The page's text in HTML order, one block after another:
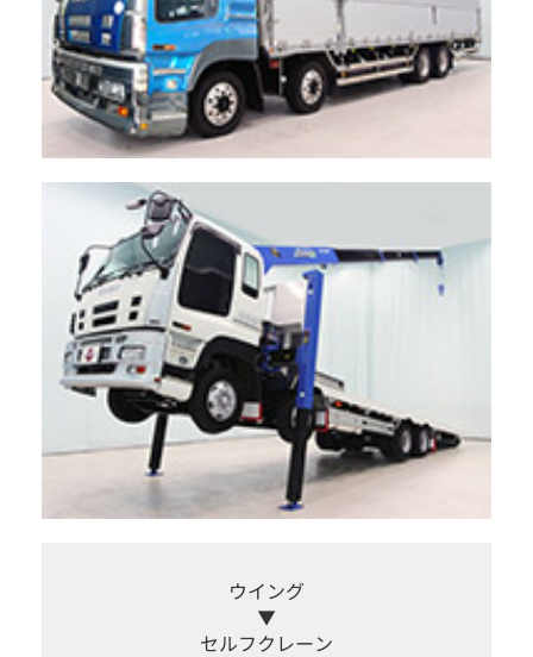
ウイング
▼
セルフクレーン